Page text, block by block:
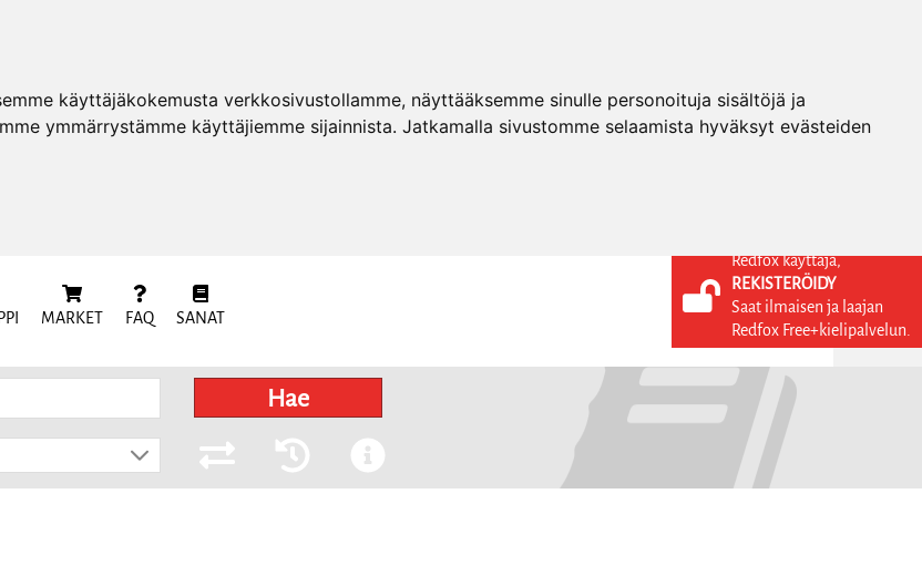
käyttäjäkokemusta verkkosivustollamme, näyttääksemme sinulle personoituja sisältöjä ja
ymmärrystämme käyttäjiemme sijainnista. Jatkamalla sivustomme selaamista hyväksyt evästeiden
MARKET FAQ SANAT
KIRJAUDU SISÄÄN
REKISTERÖIDY
Hae
Redfox käyttäjä,
REKISTERÖIDY
Saat ilmaisen ja laajan
Redfox Free+kielipalvelun.